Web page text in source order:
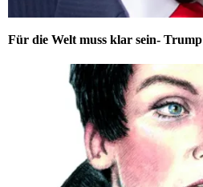
Für die Welt muss klar sein-